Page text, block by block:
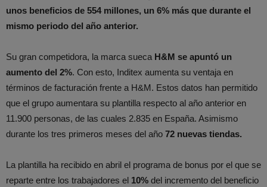
unos beneficios de 554 millones, un 6% más que durante el
mismo periodo del año anterior.
Su gran competidora, la marca sueca H&M se apuntó un
aumento del 2%. Con esto, Inditex aumenta su ventaja en
términos de facturación frente a H&M. Estos datos han permitido
que el grupo aumentara su plantilla respecto al año anterior en
11.900 personas, de las cuales 2.835 en España. Asimismo
durante los tres primeros meses del año 72 nuevas tiendas.
La plantilla ha recibido en abril el programa de bonus por el que se
reparte entre los trabajadores el 10% del incremento del beneficio